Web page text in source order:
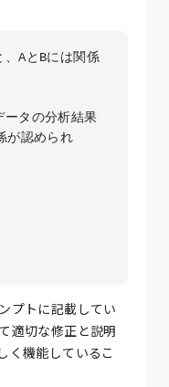
AとBには関係
ータの分析結果
が認められ
プトに記載してい
適切な修正と説明
く機能しているこ